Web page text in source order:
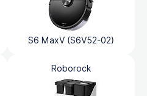
S6 MaxV (S6V52-02)
Roborock